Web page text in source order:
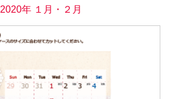
2020年 １月・２月